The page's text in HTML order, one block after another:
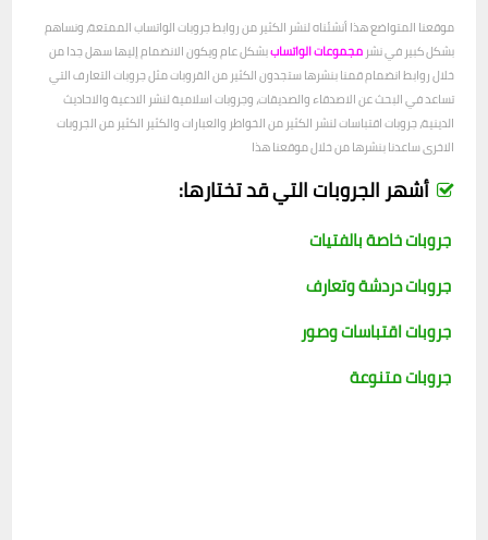
موقعنا المتواضع هذا أنشئناه لنشر الكثير من روابط جروبات الواتساب الممتعة، ونساهم
بشكل كبير في نشر مجموعات الواتساببشكل عام ويكون الانضمام إليها سهل جدا من
خلال روابط انضمام قمنا بنشرها ستجدون الكثير من القروبات مثل جروبات التعارف التي
تساعد في البحث عن الاصدقاء والصديقات، وجروبات اسلامية لنشر الادعية والاحاديث
الدينية، جروبات اقتباسات لنشر الكثير من الخواطر والعبارات والكثير الكثير من الجروبات
الاخرى ساعدنا بنشرها من خلال موقعنا هذا
أشهر الجروبات التي قد تختارها:
جروبات خاصة بالفتيات
جروبات دردشة وتعارف
جروبات اقتباسات وصور
جروبات متنوعة